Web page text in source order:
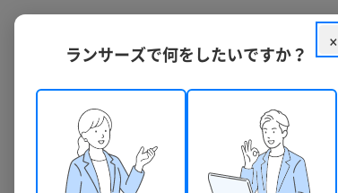
クラウドソーシング ランサーズ
×
ランサーズで何をしたいですか？